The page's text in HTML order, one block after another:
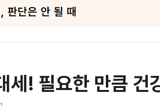
세! 필요한 만큼 건